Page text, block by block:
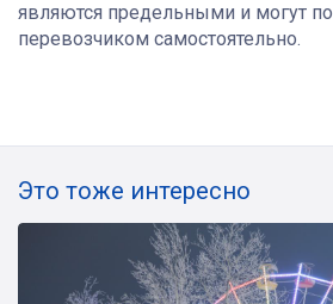
являются предельными и могут
перевозчиком самостоятельно.
Это тоже интересно